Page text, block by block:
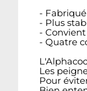
-
- Plus
-
- Quatre
Les
Pour